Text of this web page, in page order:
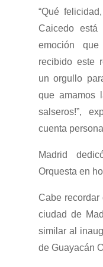
“Qué
Caicedo
emoción
recibido este
un orgullo
que amamos
salseros!”,
cuenta
Madrid
Orquesta en
Cabe
ciudad de
similar al
de Guayacán